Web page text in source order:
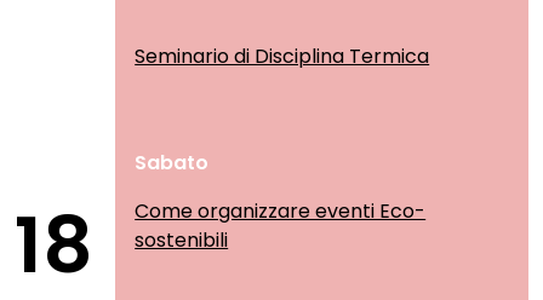
Seminario di Disciplina Termica
18
Sabato
Come organizzare eventi Eco-
sostenibili